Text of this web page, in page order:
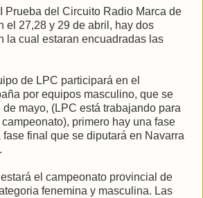
Prueba del Circuito Radio Marca de
el 27,28 y 29 de abril, hay dos
la cual estaran encuadradas las
de LPC participará en el
por equipos masculino, que se
mayo, (LPC está trabajando para
primero hay una fase
final que se diputará en Navarra
el campeonato provincial de
fenemina y masculina. Las